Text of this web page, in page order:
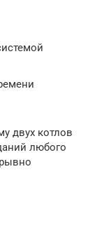
двух котлов
любого